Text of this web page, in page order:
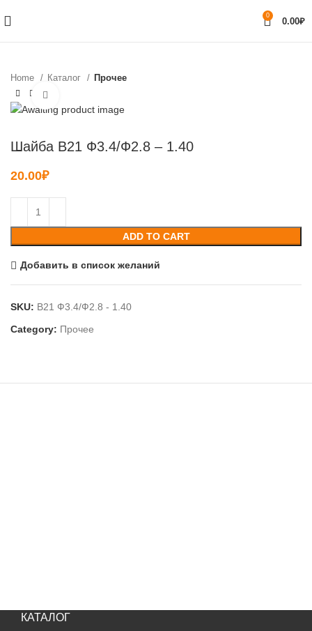
0
0.00₽
Home Каталог
Прочее
Шайба B21 Ф3.4/Ф2.8 – 1.40
20.00₽
ADD TO CART
Добавить в список желаний
SKU: B21 Ф3.4/Ф2.8 - 1.40
Category: Прочее
КАТАЛОГ